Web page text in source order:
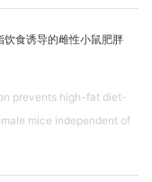
食诱导的雌性小鼠肥胖
prevents high-fat diet-
mice independent of